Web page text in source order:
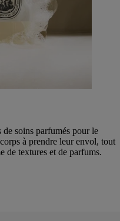
soins parfumés pour le
à prendre leur envol, tout
de textures et de parfums.